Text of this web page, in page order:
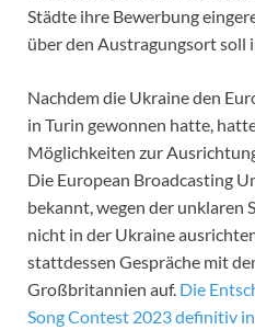
Städte ihre Bewerbung
über den Austragungsort soll
Nachdem die Ukraine den
in Turin gewonnen hatte,
Möglichkeiten zur
Die European Broadcasting
bekannt, wegen der unklaren
nicht in der Ukraine
stattdessen Gespräche mit
Großbritannien auf. Die
Song Contest 2023 definitiv